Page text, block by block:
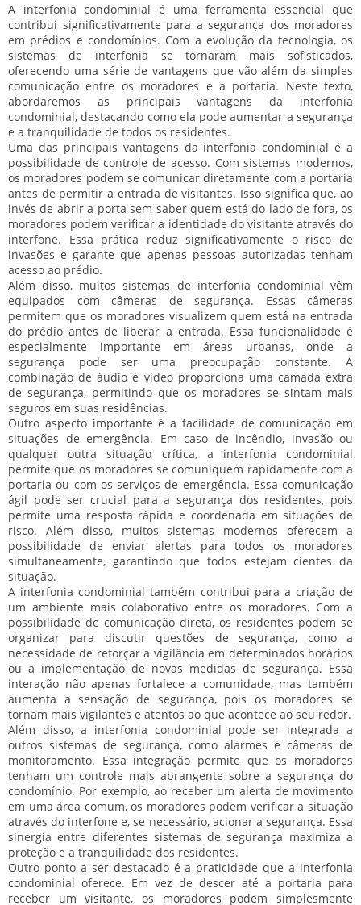
A interfonia condominial é uma ferramenta essencial que
contribui significativamente para a segurança dos moradores
em prédios e condomínios. Com a evolução da tecnologia, os
sistemas de interfonia se tornaram mais sofisticados,
oferecendo uma série de vantagens que vão além da simples
comunicação entre os moradores e a portaria. Neste texto,
abordaremos as principais vantagens da interfonia
condominial, destacando como ela pode aumentar a segurança
e a tranquilidade de todos os residentes.
Uma das principais vantagens da interfonia condominial é a
possibilidade de controle de acesso. Com sistemas modernos,
os moradores podem se comunicar diretamente com a portaria
antes de permitir a entrada de visitantes. Isso significa que, ao
invés de abrir a porta sem saber quem está do lado de fora, os
moradores podem verificar a identidade do visitante através do
interfone. Essa prática reduz significativamente o risco de
invasões e garante que apenas pessoas autorizadas tenham
acesso ao prédio.
Além disso, muitos sistemas de interfonia condominial vêm
equipados com câmeras de segurança. Essas câmeras
permitem que os moradores visualizem quem está na entrada
do prédio antes de liberar a entrada. Essa funcionalidade é
especialmente importante em áreas urbanas, onde a
segurança pode ser uma preocupação constante. A
combinação de áudio e vídeo proporciona uma camada extra
de segurança, permitindo que os moradores se sintam mais
seguros em suas residências.
Outro aspecto importante é a facilidade de comunicação em
situações de emergência. Em caso de incêndio, invasão ou
qualquer outra situação crítica, a interfonia condominial
permite que os moradores se comuniquem rapidamente com a
portaria ou com os serviços de emergência. Essa comunicação
ágil pode ser crucial para a segurança dos residentes, pois
permite uma resposta rápida e coordenada em situações de
risco. Além disso, muitos sistemas modernos oferecem a
possibilidade de enviar alertas para todos os moradores
simultaneamente, garantindo que todos estejam cientes da
situação.
A interfonia condominial também contribui para a criação de
um ambiente mais colaborativo entre os moradores. Com a
possibilidade de comunicação direta, os residentes podem se
organizar para discutir questões de segurança, como a
necessidade de reforçar a vigilância em determinados horários
ou a implementação de novas medidas de segurança. Essa
interação não apenas fortalece a comunidade, mas também
aumenta a sensação de segurança, pois os moradores se
tornam mais vigilantes e atentos ao que acontece ao seu redor.
Além disso, a interfonia condominial pode ser integrada a
outros sistemas de segurança, como alarmes e câmeras de
monitoramento. Essa integração permite que os moradores
tenham um controle mais abrangente sobre a segurança do
condomínio. Por exemplo, ao receber um alerta de movimento
em uma área comum, os moradores podem verificar a situação
através do interfone e, se necessário, acionar a segurança. Essa
sinergia entre diferentes sistemas de segurança maximiza a
proteção e a tranquilidade dos residentes.
Outro ponto a ser destacado é a praticidade que a interfonia
condominial oferece. Em vez de descer até a portaria para
receber um visitante, os moradores podem simplesmente